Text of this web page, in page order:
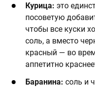
Курица: это
посоветую
чтобы все куски
соль, а вместо
красный — во
аппетитно
Баранина: соль и